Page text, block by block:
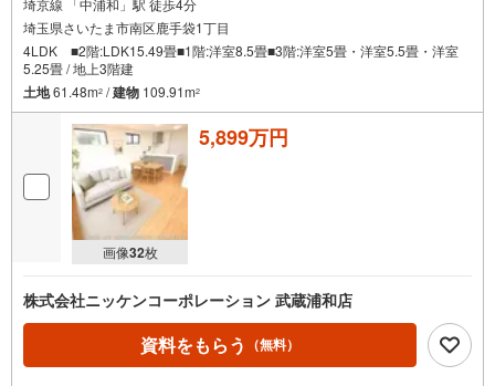
埼玉県さいたま市南区鹿手袋1丁目
4LDK ■2階:LDK15.49畳■1階:洋室8.5畳■3階:洋室5畳・洋室5.5畳・洋室
5.25畳 / 地上3階建
土地61.48m2 /建物 109.91m2
画像32枚
5,899万円
株式会社ニッケンコーポレーション 武蔵浦和店
資料をもらう （無料）